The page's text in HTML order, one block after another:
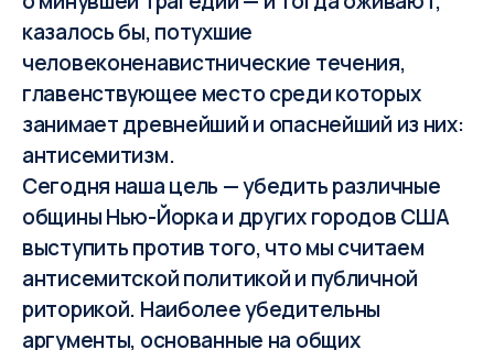
казалось бы, потухшие
человеконенавистнические течения,
главенствующее место среди которых
занимает древнейший и опаснейший из них:
антисемитизм.
Сегодня наша цель — убедить различные
общины Нью-Йорка и других городов США
выступить против того, что мы считаем
антисемитской политикой и публичной
риторикой. Наиболее убедительны
аргументы, основанные на общих